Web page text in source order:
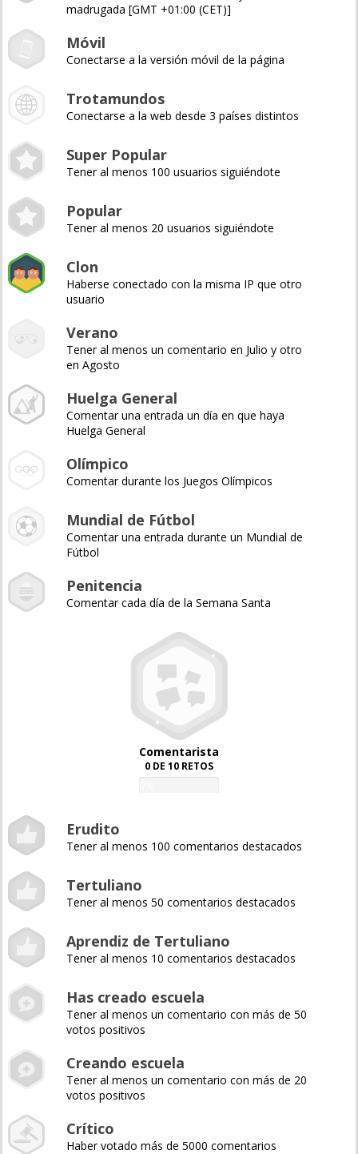
madrugada [GMT +01:00 (CET)]
Móvil
Conectarse a la versión móvil de la página
Trotamundos
Conectarse a la web desde 3 países distintos
Super Popular
Tener al menos 100 usuarios siguiéndote
Popular
Tener al menos 20 usuarios siguiéndote
Clon
Haberse conectado con la misma IP que otro
usuario
Verano
Tener al menos un comentario en Julio y otro
en Agosto
Huelga General
Comentar una entrada un día en que haya
Huelga General
Olímpico
Comentar durante los Juegos Olímpicos
Mundial de Fútbol
Comentar una entrada durante un Mundial de
Fútbol
Penitencia
Comentar cada día de la Semana Santa
Comentarista
0 DE 10 RETOS
Erudito
Tener al menos 100 comentarios destacados
Tertuliano
Tener al menos 50 comentarios destacados
Aprendiz de Tertuliano
Tener al menos 10 comentarios destacados
Has creado escuela
Tener al menos un comentario con más de 50
votos positivos
Creando escuela
Tener al menos un comentario con más de 20
votos positivos
Crítico
Haber votado más de 5000 comentarios